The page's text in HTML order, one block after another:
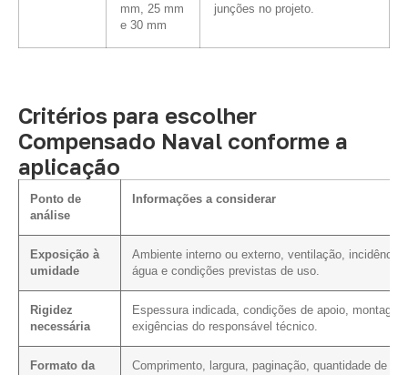
mm, 25 mm
e 30 mm
junções no projeto.
Critérios para escolher
Compensado Naval conforme a
aplicação
Ponto de
análise
Informações a considerar
Exposição à
umidade
Ambiente interno ou externo, ventilação, incidência
água e condições previstas de uso.
Rigidez
necessária
Espessura indicada, condições de apoio,
exigências do responsável técnico.
Formato da
Comprimento, largura, paginação, quantidade de